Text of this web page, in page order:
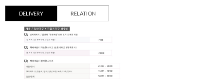
DELIVERY RELATION